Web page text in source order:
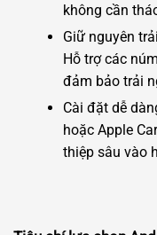
không cần
Giữ nguyên
Hỗ trợ các
đảm bảo trải
Cài đặt dễ
hoặc Apple
thiệp sâu vào